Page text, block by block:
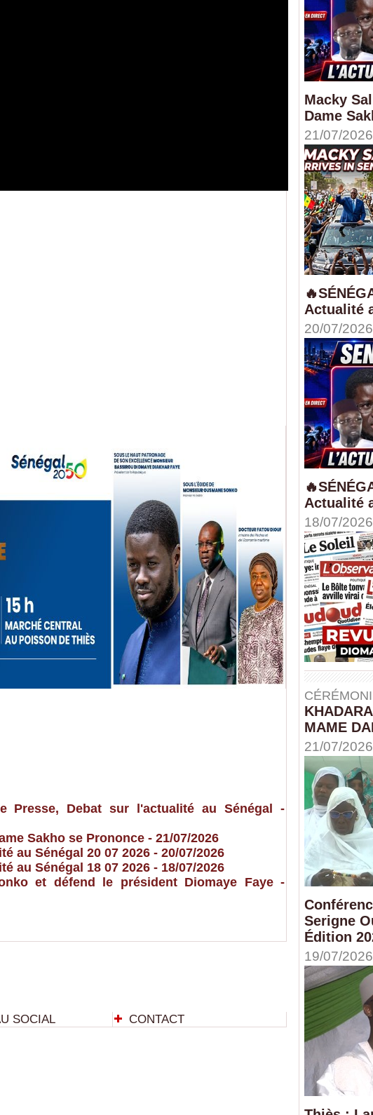
Presse, Debat sur l'actualité au Sénégal
-
Sakho se Prononce - 21/07/2026
au Sénégal 20 07 2026 - 20/07/2026
au Sénégal 18 07 2026 - 18/07/2026
et défend le président Diomaye Faye -
SOCIAL CONTACT
Macky
Dame
21/07/2026
Actualité
20/07/2026
Actualité
18/07/2026
MAME
21/07/2026
Serigne
Édition
19/07/2026